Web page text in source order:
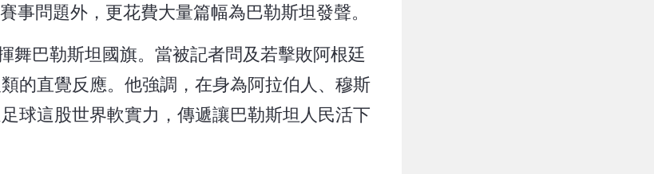
問題外，更花費大量篇幅為巴勒斯坦發聲。
巴勒斯坦國旗。當被記者問及若擊敗阿根廷
的直覺反應。他強調，在身為阿拉伯人、穆斯
球這股世界軟實力，傳遞讓巴勒斯坦人民活下